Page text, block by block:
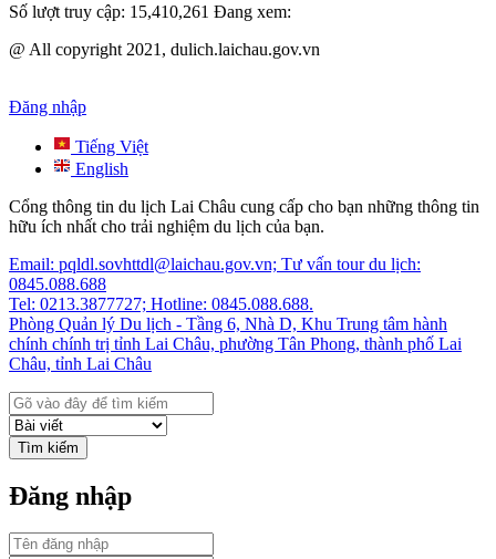
Số lượt truy cập: 15,410,261 Đang xem:
@ All copyright 2021, dulich.laichau.gov.vn
Đăng nhập
Tiếng Việt
English
Cổng thông tin du lịch Lai Châu cung cấp cho bạn những thông tin
hữu ích nhất cho trải nghiệm du lịch của bạn.
Email: pqldl.sovhttdl@laichau.gov.vn; Tư vấn tour du lịch:
0845.088.688
Tel: 0213.3877727; Hotline: 0845.088.688.
Phòng Quản lý Du lịch - Tầng 6, Nhà D, Khu Trung tâm hành
chính chính trị tỉnh Lai Châu, phường Tân Phong, thành phố Lai
Châu, tỉnh Lai Châu
Tìm kiếm
Đăng nhập